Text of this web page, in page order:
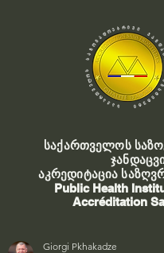
საქართველოს
აკრედიტაცია
Public Health
Accréditation
Giorgi Pkhakadze